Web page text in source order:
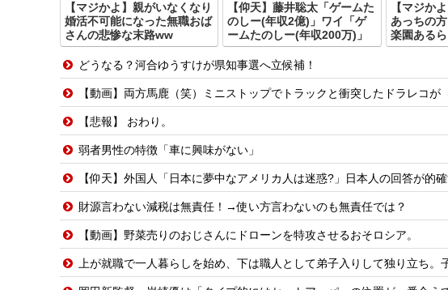
【マジかよ】親がいなくなり
婚活不可能になった無職おば
さんの悲惨な末路ww
【仰天】藤井聡太「ゲームた
のしー(年収2億)」ワイ「ゲ
ームたのしー(年収200万)」
【マジか
あっちの
楽園あるら
どうなる？河合ゆうすけが県知事選へ立候補！
【動画】両方馬鹿（笑）ミニストップでトラックと衝突したドラレコが
【悲報】 おわり。
弱者男性の特徴「車に興味がない」
【仰天】外国人「日本に夢中なアメリカ人は迷惑?」日本人の回答が的
財源言わない減税は無責任！→使い方言わないのも無責任では？
【動画】野菜売りのおじさんにドローンを特攻させるおそロシア。
上が就職で一人暮らしを始め、下は職人として弟子入りして独り立ち。子供がいなくなった後、広い家に二人き